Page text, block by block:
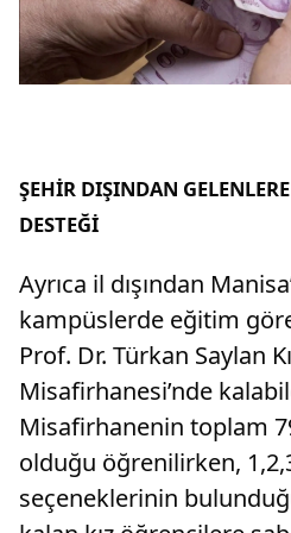
ŞEHİR DIŞINDAN
DESTEĞİ
Ayrıca il dışından
kampüslerde eğitim
Prof. Dr. Türkan Saylan
Misafirhanesi’nde
Misafirhanenin toplam
olduğu öğrenilirken,
seçeneklerinin